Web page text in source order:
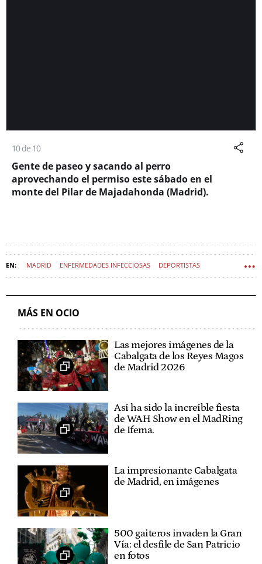
10 de 10
Gente de paseo y sacando al perro
aprovechando el permiso este sábado en el
monte del Pilar de Majadahonda (Madrid).
MADRID ENFERMEDADES INFECCIOSAS DEPORTISTAS
MÁS EN OCIO
Las mejores imágenes de la
Cabalgata de los Reyes Magos
de Madrid 2026
Así ha sido la increíble fiesta
de WAH Show en el MadRing
de Ifema.
La impresionante Cabalgata
de Madrid, en imágenes
500 gaiteros invaden la Gran
Vía: el desfile de San Patricio
en fotos